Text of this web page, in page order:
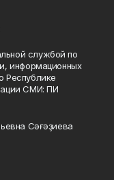
службой по
информационных
Республике
СМИ: ПИ
Сәғәҙиева